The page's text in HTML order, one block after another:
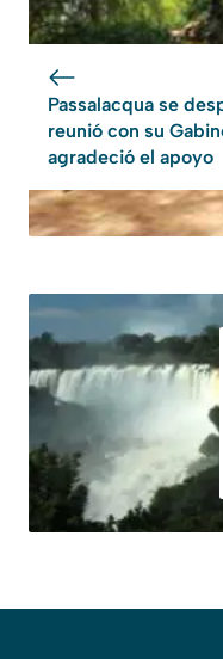
Passalacqua se
reunió con su
agradeció el apoyo